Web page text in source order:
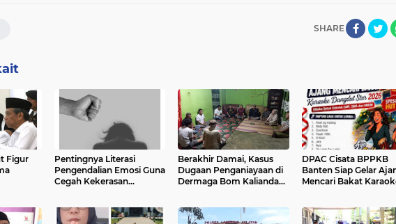
SHARE
Figur
Pentingnya Literasi
Pengendalian Emosi Guna
Cegah Kekerasan
Berakhir Damai, Kasus
Dugaan Penganiayaan di
Dermaga Bom Kalianda
DPAC Cisata BPPKB
Banten Siap Gelar
Mencari Bakat
Kemerdekaan RI